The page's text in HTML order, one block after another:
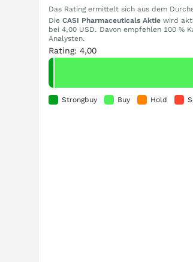
Das Rating ermittelt sich aus dem
Die CASI Pharmaceuticals Aktie wird
bei 4,00 USD. Davon empfehlen 100 %
Analysten.
Rating: 4,00
Strongbuy Buy Hold